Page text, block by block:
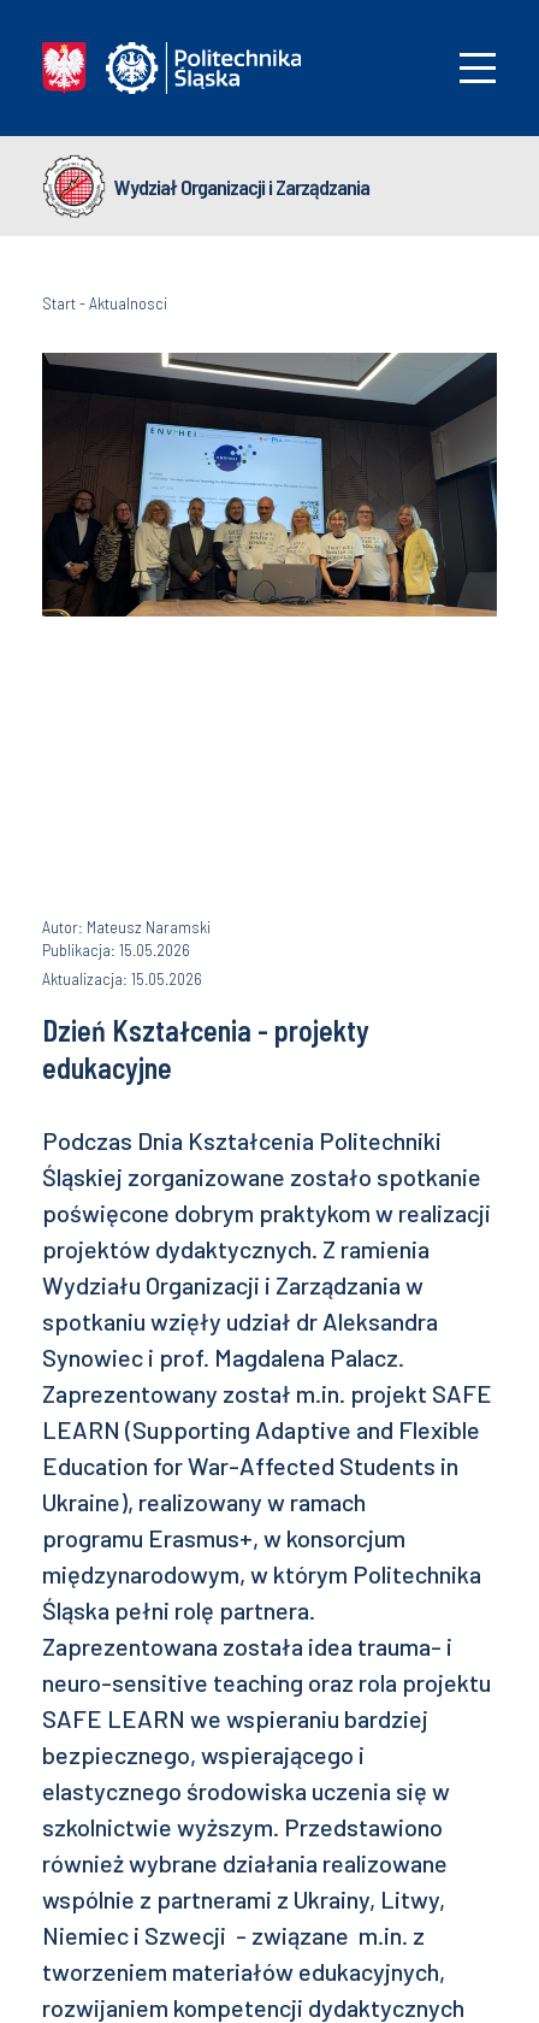
Wydział Organizacji i Zarządzania
Start-Aktualnosci
Autor: Mateusz Naramski
Publikacja: 15.05.2026
Aktualizacja: 15.05.2026
Dzień Kształcenia - projekty
edukacyjne
Podczas Dnia Kształcenia Politechniki
Śląskiej zorganizowane zostało spotkanie
poświęcone dobrym praktykom w realizacji
projektów dydaktycznych. Z ramienia
Wydziału Organizacji i Zarządzania w
spotkaniu wzięły udział dr Aleksandra
Synowiec i prof. Magdalena Palacz.
Zaprezentowany został m.in. projekt SAFE
LEARN (Supporting Adaptive and Flexible
Education for War-Affected Students in
Ukraine), realizowany w ramach
programu Erasmus+, w konsorcjum
międzynarodowym, w którym Politechnika
Śląska pełni rolę partnera.
Zaprezentowana została idea trauma- i
neuro-sensitive teaching oraz rola projektu
SAFE LEARN we wspieraniu bardziej
bezpiecznego, wspierającego i
elastycznego środowiska uczenia się w
szkolnictwie wyższym. Przedstawiono
również wybrane działania realizowane
wspólnie z partnerami z Ukrainy, Litwy,
Niemiec i Szwecji - związane m.in. z
tworzeniem materiałów edukacyjnych,
rozwijaniem kompetencji dydaktycznych